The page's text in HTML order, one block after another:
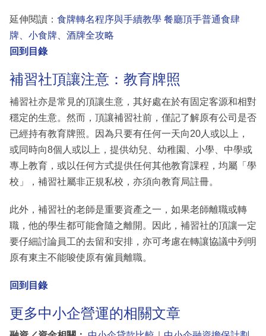
延伸閱讀： 食牌轉名程序與手續教學 餐廳頂手普通食肆
牌、小食牌、酒牌全攻略
回到目錄
補習社頂讓注意：教育牌照
補習社亦是常見的頂讓生意，其好處在於有固定客源和相對
穩定的生意。然而，頂讓補習社前，僅記了解原有公司是否
已經持有教育牌照。因為只要有任何一天向20人或以上，
或同時向8個人或以上，提供幼兒、幼稚園、小學、中學或
專上教育，或以任何方式提供任何其他教育課程，均屬「學
校」，補習社屬非正規私校，亦須向教育局註冊。
此外，補習社的老師是重要資產之一，如果老師離職或轉
職，他的學生都可能會隨之離開。因此，補習社的頂讓一定
要仔細討論員工的去留和安排，亦可考慮在轉讓協議中列明
原有東主不能唆使原有僱員離職。
回到目錄
更多中小企營運的相關文章